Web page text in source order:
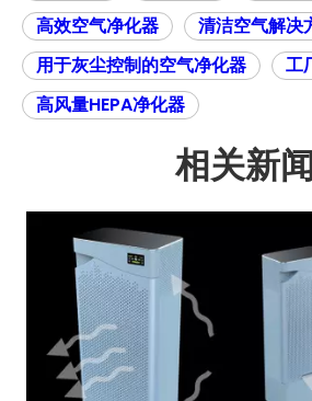
高效空气净化器
清洁空气解决
用于灰尘控制的空气净化器
工
高风量HEPA净化器
相关新